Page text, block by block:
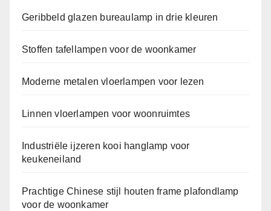
Geribbeld glazen bureaulamp in drie kleuren
Stoffen tafellampen voor de woonkamer
Moderne metalen vloerlampen voor lezen
Linnen vloerlampen voor woonruimtes
Industriële ijzeren kooi hanglamp voor
keukeneiland
Prachtige Chinese stijl houten frame plafondlamp
voor de woonkamer